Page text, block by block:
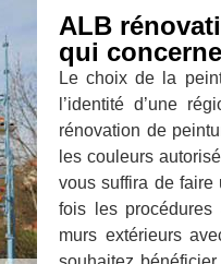
ALB
qui
Le choix de la
l’identité d’une
rénovation de
les couleurs
vous suffira de
fois les procédures
murs extérieurs